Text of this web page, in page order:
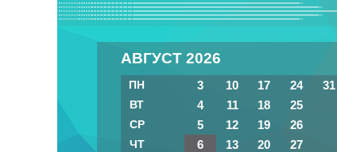
АВГУСТ 2026
ПН 3 10 17 24 31
ВТ 4 11 18 25
СР 5 12 19 26
ЧТ 6 13 20 27